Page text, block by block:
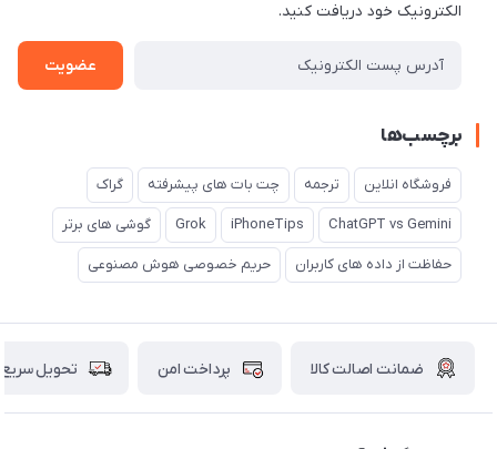
الکترونیک خود دریافت کنید.
عضویت
برچسب‌ها
فروشگاه انلاین ترجمه چت بات های پیشرفته گراک
ChatGPT vs Gemini
iPhoneTips
Grok گوشی های برتر
حفاظت از داده های کاربران حریم خصوصی هوش مصنوعی
ضمانت اصالت کالا پرداخت امن تحویل سریع